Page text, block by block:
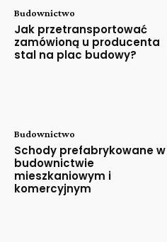
Budownictwo
Jak przetransportować
zamówioną u producenta
stal na plac budowy?
Budownictwo
Schody prefabrykowane w
budownictwie
mieszkaniowym i
komercyjnym